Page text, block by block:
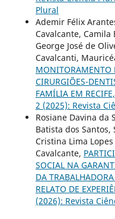
Plural
Ademir Félix
Cavalcante, Camila
George José de
Cavalcanti,
MONITORAMENTO
CIRURGIÕES-
FAMÍLIA EM
2 (2025): Revista
Rosiane Davina da
Batista dos
Cristina Lima
Cavalcante,
SOCIAL NA
DA
RELATO DE
(2026): Revista